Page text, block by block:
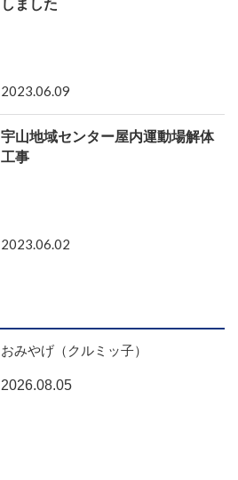
しました
2023.06.09
宇山地域センター屋内運動場解体
工事
2023.06.02
おみやげ（クルミッ子）
2026.08.05